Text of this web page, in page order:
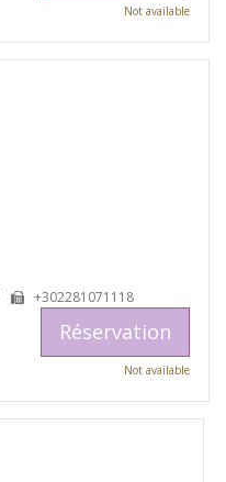
Not available
+302281071118
Réservation
Not available